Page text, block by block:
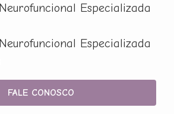
Especializada
Especializada
FALE CONOSCO